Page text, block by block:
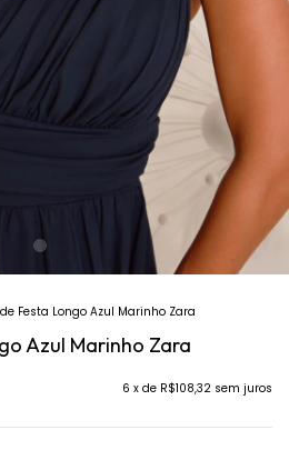
Festa Longo Azul Marinho Zara
Azul Marinho Zara
6 x de R$108,32 sem juros